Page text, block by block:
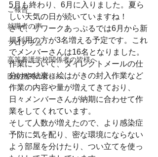
ご報告
就職者の声
プログラム
高等養護学校関係者の皆様へ
医療機関の皆様へ
5月も終わり、6月に入りました。夏ら
しい天気の日が続いていますね！
さて、リワークあっぷるでは6月から新
規利用の方が3名増える予定です。これ
でメンバーさんは16名となりました。
作業について、ダイレクトメールの仕
分けや結束、絵はがきの封入作業など
作業の内容や量が増えてきており、
日々メンバーさんが納期に合わせて作
業をしてくれています。
そして人数が増えたので、より感染症
予防に気を配り、密な環境にならない
よう部屋を分けたり、つい立てを使っ